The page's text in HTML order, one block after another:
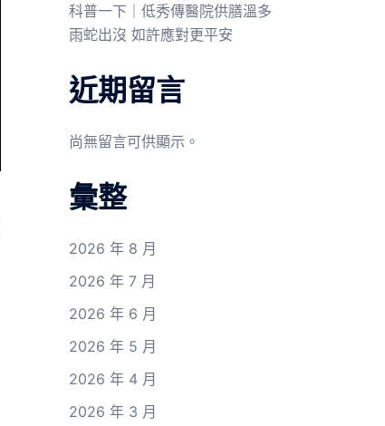
科普一下｜低秀傳醫院供膳溫多
雨蛇出沒 如許應對更平安
近期留言
尚無留言可供顯示。
彙整
2026 年 8 月
2026 年 7 月
2026 年 6 月
2026 年 5 月
2026 年 4 月
2026 年 3 月